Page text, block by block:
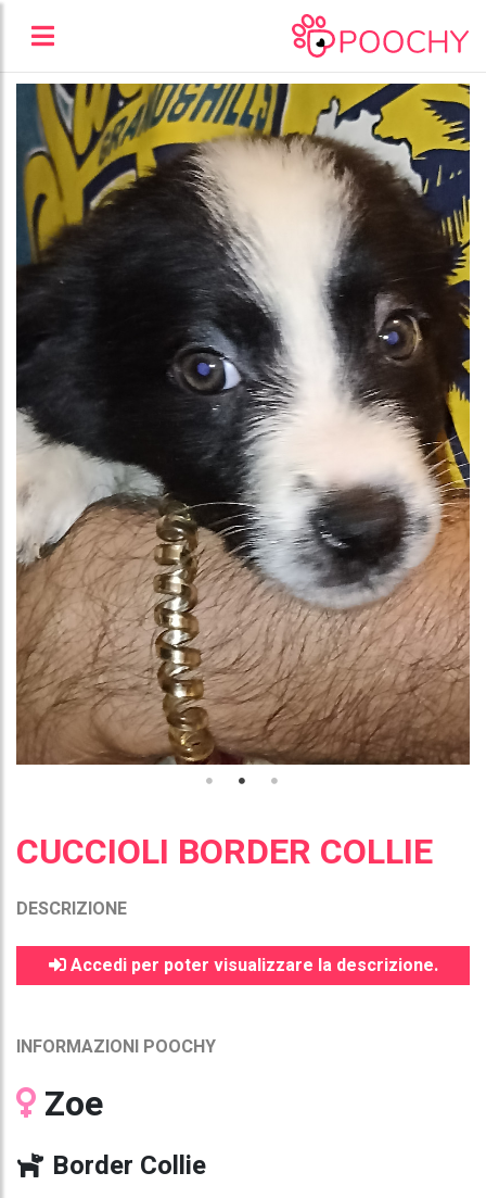
CUCCIOLI BORDER COLLIE
DESCRIZIONE
Accedi per poter visualizzare la descrizione.
INFORMAZIONI POOCHY
Zoe
Border Collie